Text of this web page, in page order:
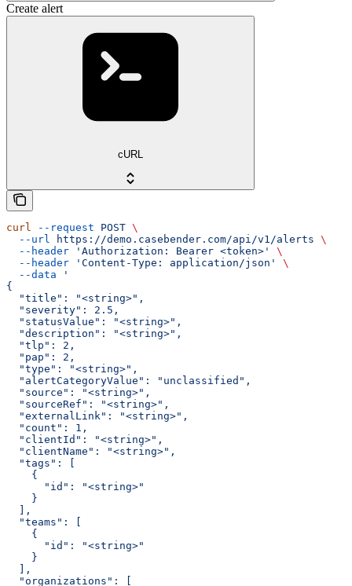
Create alert
cURL
curl --request POST \
  --url
https://demo.casebender.com/api/v1/alerts \
  --header
'Authorization: Bearer <token>'
\
  --header
'Content-Type: application/json'
\
  --data
'
{
  "title": "<string>",
  "severity": 2.5,
  "statusValue": "<string>",
  "description": "<string>",
  "tlp": 2,
  "pap": 2,
  "type": "<string>",
  "alertCategoryValue": "unclassified",
  "source": "<string>",
  "sourceRef": "<string>",
  "externalLink": "<string>",
  "count": 1,
  "clientId": "<string>",
  "clientName": "<string>",
  "tags": [
    {
      "id": "<string>"
    }
  ],
  "teams": [
    {
      "id": "<string>"
    }
  ],
  "organizations": [